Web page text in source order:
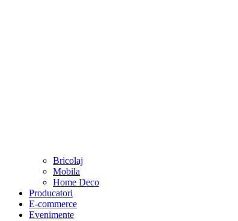
Bricolaj
Mobila
Home Deco
Producatori
E-commerce
Evenimente